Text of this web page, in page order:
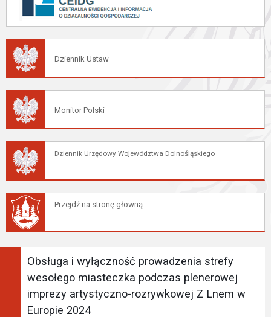
Dziennik Ustaw
Monitor Polski
Dziennik Urzędowy Województwa Dolnośląskiego
Przejdź na stronę głowną
Obsługa i wyłączność prowadzenia strefy
wesołego miasteczka podczas plenerowej
imprezy artystyczno-rozrywkowej Z Lnem w
Europie 2024